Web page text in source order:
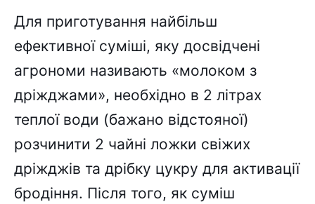
Для приготування найбільш
ефективної суміші, яку досвідчені
агрономи називають «молоком з
дріжджами», необхідно в 2 літрах
теплої води (бажано відстояної)
розчинити 2 чайні ложки свіжих
дріжджів та дрібку цукру для активації
бродіння. Після того, як суміш